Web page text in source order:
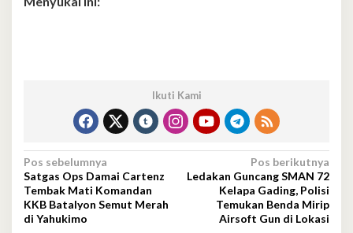
Ikuti Kami
Navigasi
pos
Pos sebelumnya
Satgas Ops Damai Cartenz
Tembak Mati Komandan
KKB Batalyon Semut Merah
di Yahukimo
Pos berikutnya
Ledakan Guncang SMAN 72
Kelapa Gading, Polisi
Temukan Benda Mirip
Airsoft Gun di Lokasi